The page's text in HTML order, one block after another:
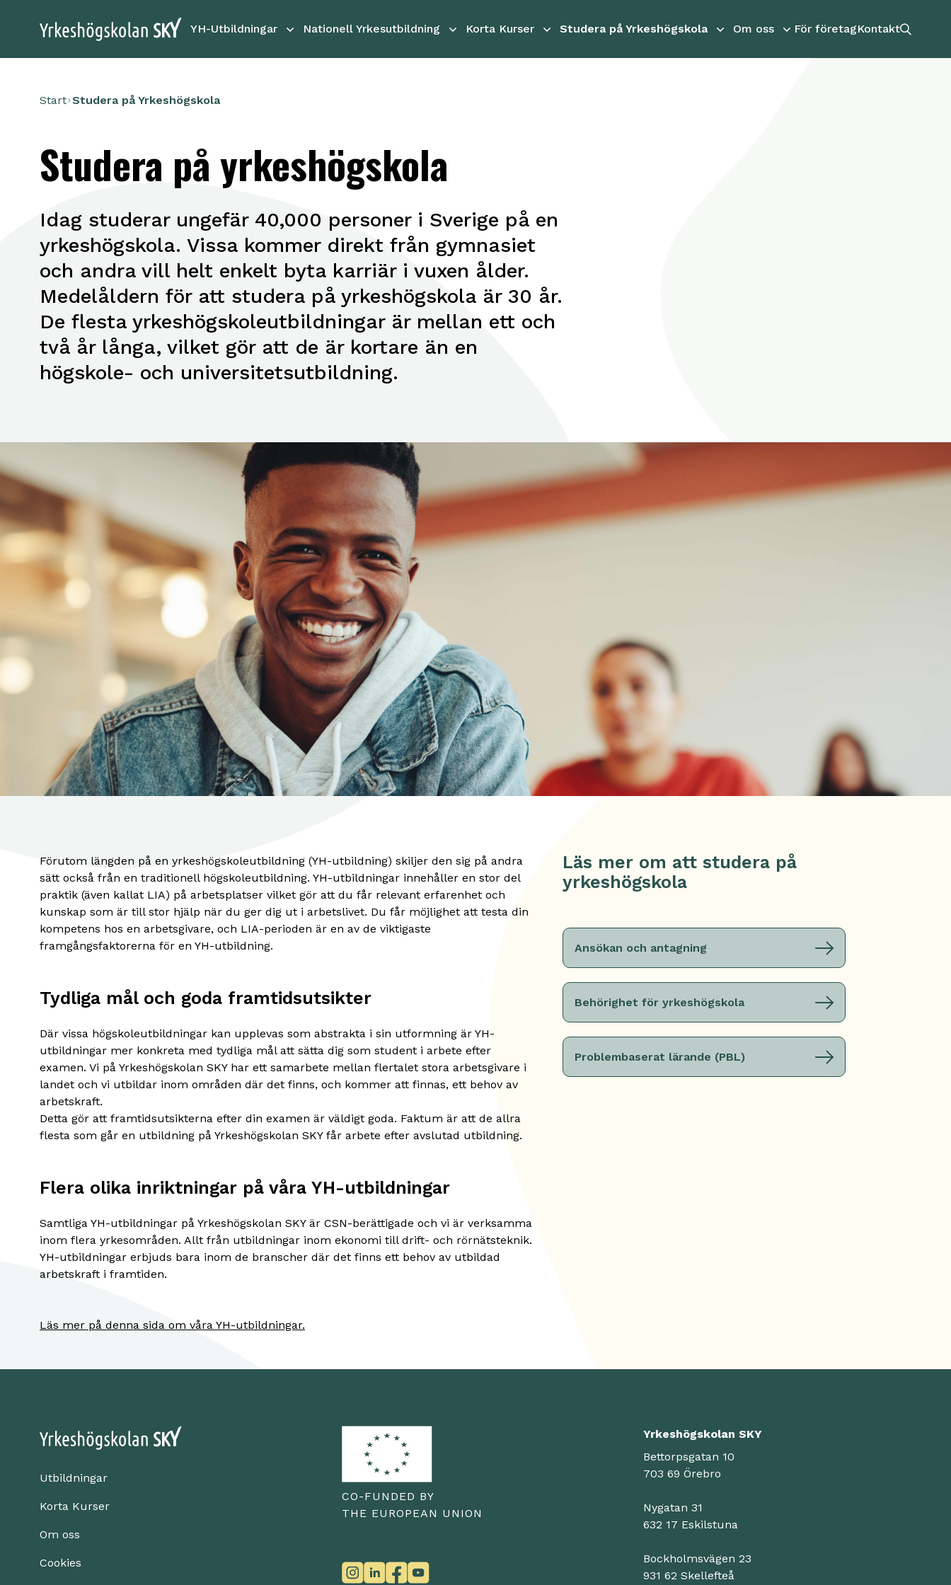
YH-Utbildningar Nationell Yrkesutbildning Korta Kurser Studera på Yrkeshögskola Om oss För företagKontaktSökikon
Start Studera på Yrkeshögskola
Studera på yrkeshögskola
Idag studerar ungefär 40,000 personer i Sverige på en
yrkeshögskola. Vissa kommer direkt från gymnasiet
och andra vill helt enkelt byta karriär i vuxen ålder.
Medelåldern för att studera på yrkeshögskola är 30 år.
De flesta yrkeshögskoleutbildningar är mellan ett och
två år långa, vilket gör att de är kortare än en
högskole- och universitetsutbildning.
Förutom längden på en yrkeshögskoleutbildning (YH-utbildning) skiljer den sig på andra
sätt också från en traditionell högskoleutbildning. YH-utbildningar innehåller en stor del
praktik (även kallat LIA) på arbetsplatser vilket gör att du får relevant erfarenhet och
kunskap som är till stor hjälp när du ger dig ut i arbetslivet. Du får möjlighet att testa din
kompetens hos en arbetsgivare, och LIA-perioden är en av de viktigaste
framgångsfaktorerna för en YH-utbildning.
Tydliga mål och goda framtidsutsikter
Där vissa högskoleutbildningar kan upplevas som abstrakta i sin utformning är YH-
utbildningar mer konkreta med tydliga mål att sätta dig som student i arbete efter
examen. Vi på Yrkeshögskolan SKY har ett samarbete mellan flertalet stora arbetsgivare i
landet och vi utbildar inom områden där det finns, och kommer att finnas, ett behov av
arbetskraft.
Detta gör att framtidsutsikterna efter din examen är väldigt goda. Faktum är att de allra
flesta som går en utbildning på Yrkeshögskolan SKY får arbete efter avslutad utbildning.
Flera olika inriktningar på våra YH-utbildningar
Samtliga YH-utbildningar på Yrkeshögskolan SKY är CSN-berättigade och vi är verksamma
inom flera yrkesområden. Allt från utbildningar inom ekonomi till drift- och rörnätsteknik.
YH-utbildningar erbjuds bara inom de branscher där det finns ett behov av utbildad
arbetskraft i framtiden.
Läs mer på denna sida om våra YH-utbildningar.
Läs mer om att studera på
yrkeshögskola
Ansökan och antagning
Behörighet för yrkeshögskola
Problembaserat lärande (PBL)
Utbildningar
Korta Kurser
Om oss
Cookies
CO-FUNDED BY
THE EUROPEAN UNION
Yrkeshögskolan SKY
Bettorpsgatan 10
703 69 Örebro
Nygatan 31
632 17 Eskilstuna
Bockholmsvägen 23
931 62 Skellefteå